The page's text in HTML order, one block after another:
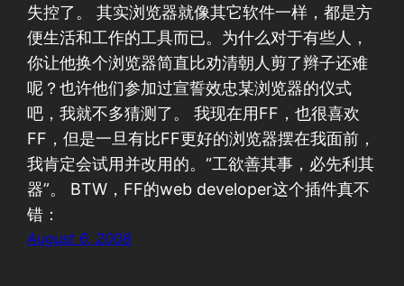
失控了。 其实浏览器就像其它软件一样，都是方
便生活和工作的工具而已。为什么对于有些人，
你让他换个浏览器简直比劝清朝人剪了辫子还难
呢？也许他们参加过宣誓效忠某浏览器的仪式
吧，我就不多猜测了。 我现在用FF，也很喜欢
FF，但是一旦有比FF更好的浏览器摆在我面前，
我肯定会试用并改用的。“工欲善其事，必先利其
器”。 BTW，FF的web developer这个插件真不
错：
August 6, 2008